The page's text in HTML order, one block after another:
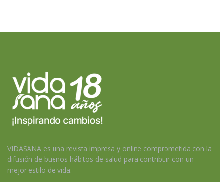
VIDASANA es una revista impresa y online comprometida con la
difusión de buenos hábitos de salud para contribuir con un
mejor estilo de vida.